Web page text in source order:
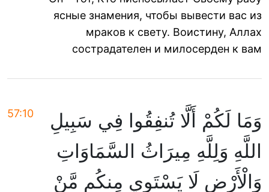
ясные знамения, чтобы вывести вас из
мраков к свету. Воистину, Аллах
сострадателен и милосерден к вам
57:10
وَمَا لَكُمْ أَلَّا تُنفِقُوا فِي سَبِيلِ
اللَّهِ وَلِلَّهِ مِيرَاثُ السَّمَاوَاتِ
وَالْأَرْضِ لَا يَسْتَوِي مِنكُم مَّنْ